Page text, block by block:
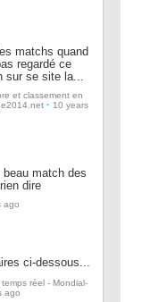
matchs quand
regardé ce
sur se site la...
et classement en
· 10 years
match des
dire
ago
ci-dessous...
réel - Mondial-
ago